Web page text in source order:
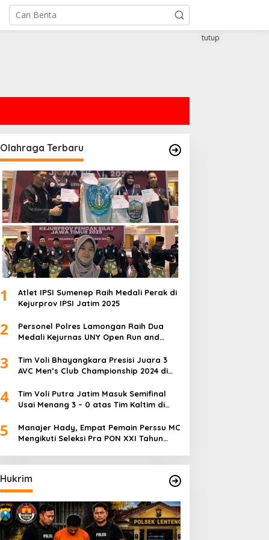
tutup
Olahraga Terbaru
1
Atlet IPSI Sumenep Raih Medali Perak di
Kejurprov IPSI Jatim 2025
2
Personel Polres Lamongan Raih Dua
Medali Kejurnas UNY Open Run and
3
Tim Voli Bhayangkara Presisi Juara 3
AVC Men’s Club Championship 2024 di
4
Tim Voli Putra Jatim Masuk Semifinal
Usai Menang 3 – 0 atas Tim Kaltim di
5
Manajer Hady, Empat Pemain Perssu MC
Mengikuti Seleksi Pra PON XXI Tahun
Hukrim